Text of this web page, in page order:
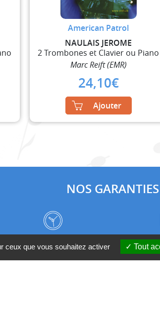
American Patrol
NAULAIS JEROME
2 Trombones et Clavier ou Piano
Marc Reift (EMR)
24,10€
Ajouter
NOS GARANTIES
Frais de
ceux que vous souhaitez activer Tout